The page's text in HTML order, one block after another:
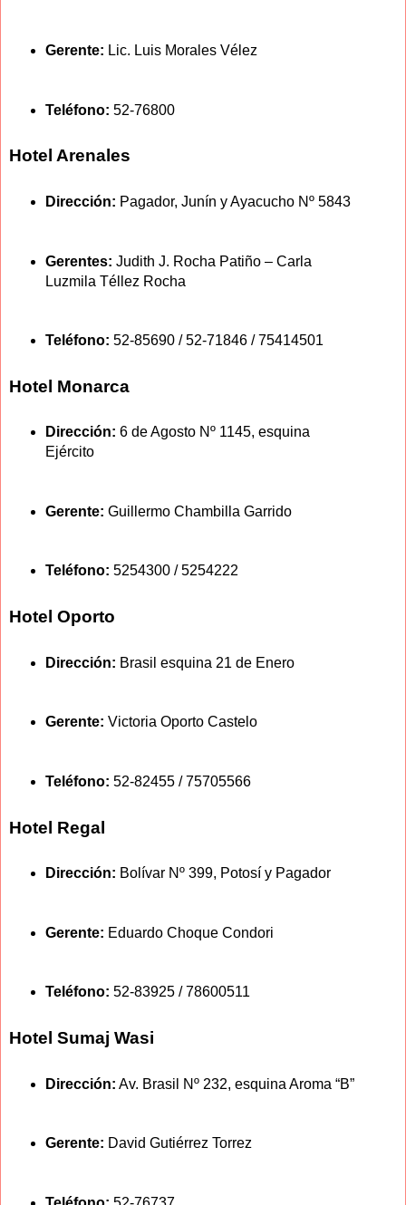
Gerente: Lic. Luis Morales Vélez
Teléfono: 52-76800
Hotel Arenales
Dirección: Pagador, Junín y Ayacucho Nº 5843
Gerentes: Judith J. Rocha Patiño – Carla
Luzmila Téllez Rocha
Teléfono: 52-85690 / 52-71846 / 75414501
Hotel Monarca
Dirección: 6 de Agosto Nº 1145, esquina
Ejército
Gerente: Guillermo Chambilla Garrido
Teléfono: 5254300 / 5254222
Hotel Oporto
Dirección: Brasil esquina 21 de Enero
Gerente: Victoria Oporto Castelo
Teléfono: 52-82455 / 75705566
Hotel Regal
Dirección: Bolívar Nº 399, Potosí y Pagador
Gerente: Eduardo Choque Condori
Teléfono: 52-83925 / 78600511
Hotel Sumaj Wasi
Dirección: Av. Brasil Nº 232, esquina Aroma “B”
Gerente: David Gutiérrez Torrez